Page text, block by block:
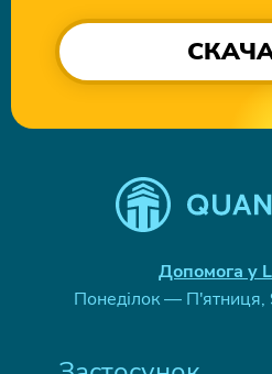
Допомога у
Понеділок —